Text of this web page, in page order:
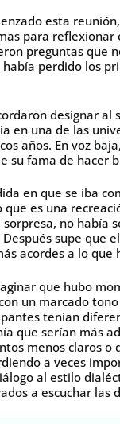
esta
para reflexionar
preguntas
perdido los
designar
en una de las
años. En voz
su fama de hacer
en que se iba
es una
no había
supe que
acordes a lo que
que hubo
un marcado
tenían
que serían más
menos claros
a veces
al estilo
a escuchar las